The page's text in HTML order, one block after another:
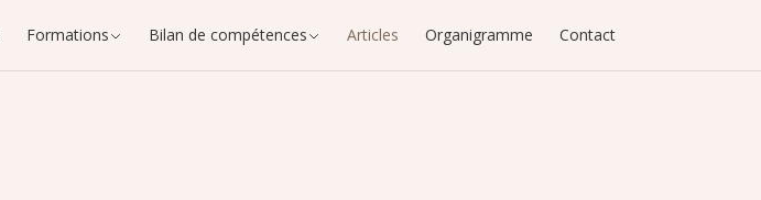
Formations Bilan de compétences Articles Organigramme Contact